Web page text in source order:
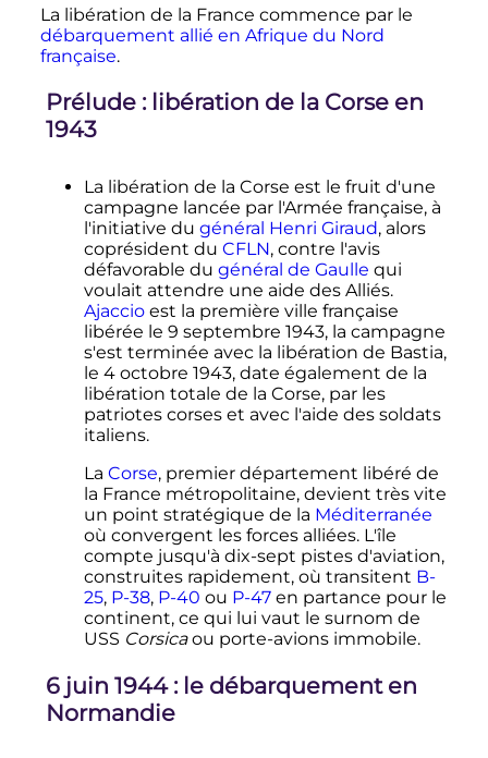
La libération de la France commence par le
débarquement allié en Afrique du Nord
française.
Prélude : libération de la Corse en
1943
La libération de la Corse est le fruit d'une
campagne lancée par l'Armée française, à
l'initiative du général Henri Giraud, alors
coprésident du CFLN, contre l'avis
défavorable du général de Gaulle qui
voulait attendre une aide des Alliés.
Ajaccioest la première ville française
libérée le 9 septembre 1943, la campagne
s'est terminée avec la libération de Bastia,
le 4 octobre 1943, date également de la
libération totale de la Corse, par les
patriotes corses et avec l'aide des soldats
italiens.
La Corse, premier département libéré de
la France métropolitaine, devient très vite
un point stratégique de la Méditerranée
où convergent les forces alliées. L'île
compte jusqu'à dix-sept pistes d'aviation,
construites rapidement, où transitent B-
25, P-38, P-40 ou P-47en partance pour le
continent, ce qui lui vaut le surnom de
USS Corsicaou porte-avions immobile.
6 juin 1944 : le débarquement en
Normandie